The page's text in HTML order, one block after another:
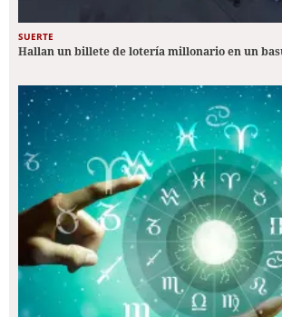
SUERTE
Hallan un billete de lotería millonario en un